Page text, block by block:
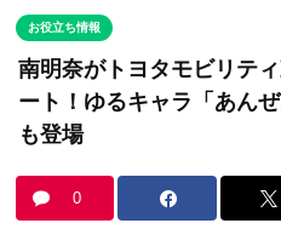
お役立ち情報
南明奈がトヨタモビリテ
ート！ゆるキャラ「あん
も登場
0